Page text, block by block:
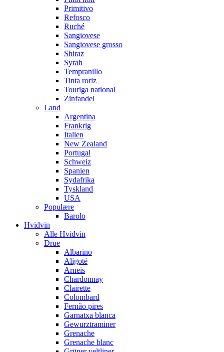
Primitivo
Refosco
Ruché
Sangiovese
Sangiovese grosso
Shiraz
Syrah
Tempranillo
Tinta roriz
Touriga national
Zinfandel
Land
Argentina
Frankrig
Italien
New Zealand
Portugal
Schweiz
Spanien
Sydafrika
Tyskland
USA
Populære
Barolo
Hvidvin
Alle Hvidvin
Drue
Albarino
Aligoté
Arneis
Chardonnay
Clairette
Colombard
Fernão pires
Garnatxa blanca
Gewurztraminer
Grenache
Grenache blanc